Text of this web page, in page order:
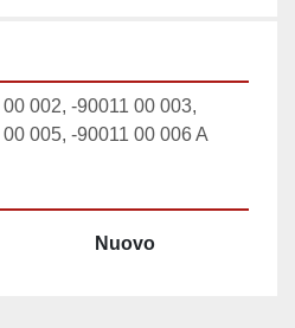
002, -90011 00 003,
005, -90011 00 006 A
Nuovo